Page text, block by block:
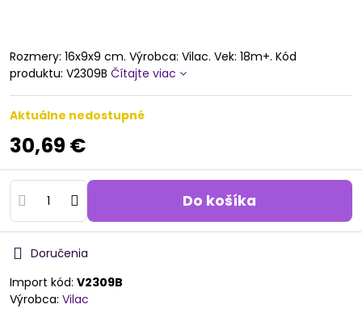
Rozmery: 16x9x9 cm. Výrobca: Vilac. Vek: 18m+. Kód
produktu: V2309B Čítajte viac
Aktuálne nedostupné
30,69 €
Do košíka
Doručenia
Import kód: V2309B
Výrobca: Vilac